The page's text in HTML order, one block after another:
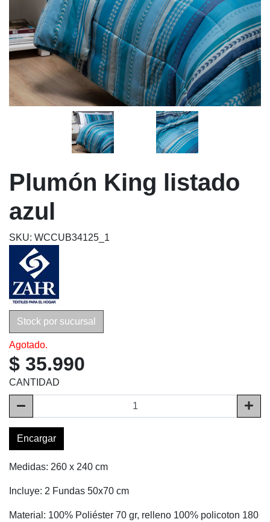
Plumón King listado
azul
SKU: WCCUB34125_1
Stock por sucursal
Agotado.
$ 35.990
CANTIDAD
Encargar
Medidas: 260 x 240 cm
Incluye: 2 Fundas 50x70 cm
Material: 100% Poliéster 70 gr, relleno 100% policoton 180